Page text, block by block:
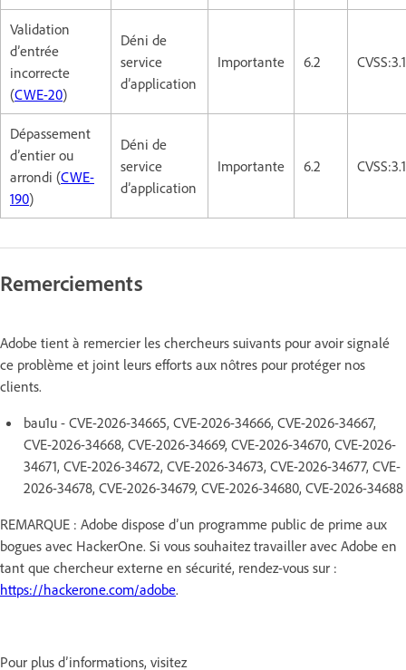
Validation
d’entrée
incorrecte
(CWE-20)
Déni de
service
d’application
Importante 6.2
Dépassement
d’entier ou
arrondi (CWE-
190)
Déni de
service
d’application
Importante 6.2
Remerciements
Adobe tient à remercier les chercheurs suivants pour avoir signalé
ce problème et joint leurs efforts aux nôtres pour protéger nos
clients.
bau1u - CVE-2026-34665, CVE-2026-34666, CVE-2026-34667,
CVE-2026-34668, CVE-2026-34669, CVE-2026-34670, CVE-2026-
34671, CVE-2026-34672, CVE-2026-34673, CVE-2026-34677, CVE-
2026-34678, CVE-2026-34679, CVE-2026-34680, CVE-2026-34688
REMARQUE : Adobe dispose d’un programme public de prime aux
bogues avec HackerOne. Si vous souhaitez travailler avec Adobe en
tant que chercheur externe en sécurité, rendez-vous sur :
https://hackerone.com/adobe.
Pour plus d’informations, visitez